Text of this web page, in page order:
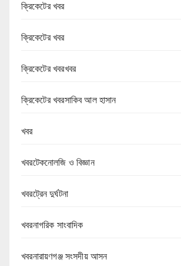
ক্রিকেটের খবর
ক্রিকেটের খবর
ক্রিকেটের খবরখবর
ক্রিকেটের খবরসাকিব আল হাসান
খবর
খবরটেকনোলজি ও বিজ্ঞান
খবরট্রেন দুর্ঘটনা
খবরনাগরিক সাংবাদিক
খবরনারায়ণগঞ্জ সংসদীয় আসন